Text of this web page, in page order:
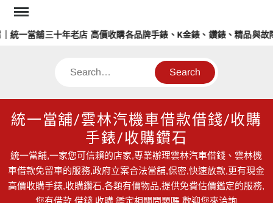
Skip
content
一當舖三十年老店 高價收購各品牌手錶、K金錶、鑽錶、精品與故障
Search
統一當舖/雲林汽機車借款借錢/收購
手錶/收購鑽石
統一當舖,一家您可信賴的店家,專業辦理雲林汽車借錢、雲林機
車借款免留車的服務,政府立案合法當舖,保密,快速放款,更有現金
高價收購手錶,收購鑽石,各類有價物品,提供免費估價鑑定的服務,
您有借款,借錢,收購,鑑定相關問題嗎,歡迎您來洽詢